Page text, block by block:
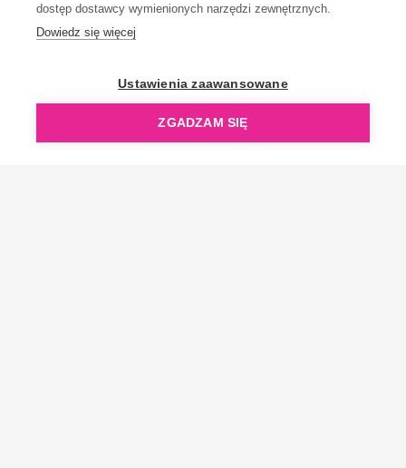
dostęp dostawcy wymienionych narzędzi zewnętrznych.
Dowiedz się więcej
Ustawienia zaawansowane
ZGADZAM SIĘ
OpenGift jest częścią ReflectGroup.